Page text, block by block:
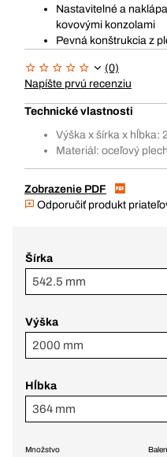
Nastavitelné a
kovovými konzolami
Pevná konštrukcia z
(0)
Napíšte prvú recenziu
Technické vlastnosti
Výška x šírka x hĺbka:
Materiál: oceľový plech
Zobrazenie PDF
Odporučiť produkt
Šírka
542.5 mm
Výška
2000 mm
Hĺbka
364 mm
Množstvo